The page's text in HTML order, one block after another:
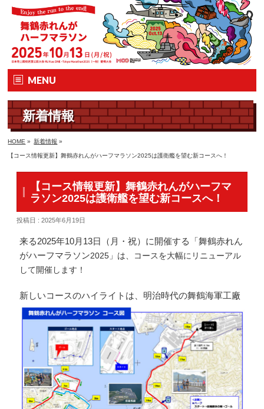
MENU
大会要項
大会の特徴
エントリー
コース&アクセス
Q&A | お問い合わせ
新着情報
HOME » 新着情報 »
【コース情報更新】舞鶴赤れんがハーフマラソン2025は護衛艦を望む新コースへ！
【コース情報更新】舞鶴赤れんがハーフマ
ラソン2025は護衛艦を望む新コースへ！
投稿日 : 2025年6月19日
来る2025年10月13日（月・祝）に開催する「舞鶴赤れん
がハーフマラソン2025 」は、コースを大幅にリニューアル
して開催します！
新しいコースのハイライトは、明治時代の舞鶴海軍工廠